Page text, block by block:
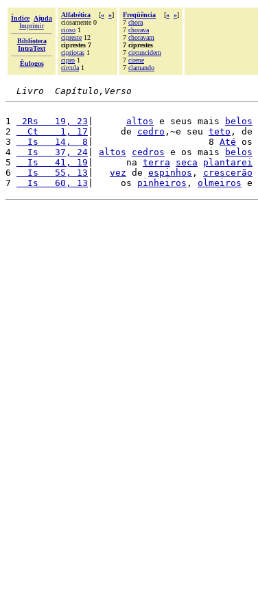
Índice
Ajuda
Imprimir
Biblioteca
IntraText
Èulogos
Alfabética [« »]
ciosamente 0
cioso 1
cipreste 12
ciprestes 7
cipriotas 1
cipro 1
circula 1
Freqüência [« »]
7 chora
7 chorava
7 choravam
7 ciprestes
7 circuncidem
7 cirene
7 clamando
Livro  Capítulo,Verso
1 2Rs   19, 23 altos e seus mais belos
2
  Ct    1, 17
|     de cedro ,~e seu teto , de
3
  Is   14,  8
|                     8 Até os
4
  Is   37, 24
altos cedros e os mais belos
5
  Is   41, 19
|      na terra seca plantarei
6
  Is   55, 13
vez de espinhos , crescerão
7
  Is   60, 13
|     os pinheiros , olmeiros e